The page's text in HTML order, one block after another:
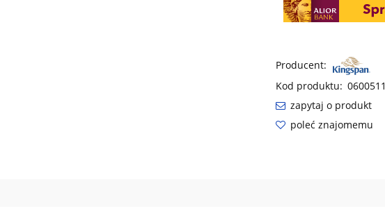
Producent:
Kod produktu: 0600511
zapytaj o produkt
poleć znajomemu